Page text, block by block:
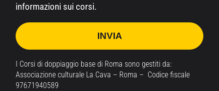
informazioni sui corsi.
I Corsi di doppiaggio base di Roma sono gestiti da:
Associazione culturale La Cava – Roma – Codice fiscale
97671940589